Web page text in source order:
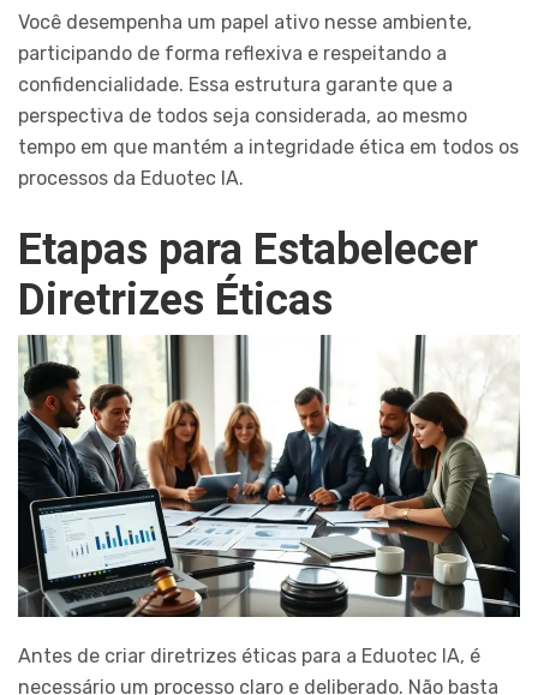
Você desempenha um papel ativo nesse ambiente,
participando de forma reflexiva e respeitando a
confidencialidade. Essa estrutura garante que a
perspectiva de todos seja considerada, ao mesmo
tempo em que mantém a integridade ética em todos os
processos da Eduotec IA.
Etapas para Estabelecer
Diretrizes Éticas
Antes de criar diretrizes éticas para a Eduotec IA, é
necessário um processo claro e deliberado. Não basta